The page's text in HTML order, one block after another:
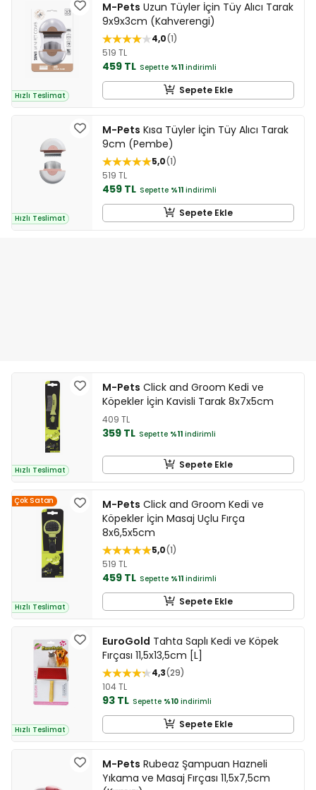
Hızlı Teslimat
M-Pets Uzun Tüyler İçin Tüy Alıcı Tarak
9x9x3cm (Kahverengi)
4,0 1
519 TL
459 TL Sepette %11 indirimli
Sepete Ekle
Hızlı Teslimat
M-Pets Kısa Tüyler İçin Tüy Alıcı Tarak
9cm (Pembe)
5,0 1
519 TL
459 TL Sepette %11 indirimli
Sepete Ekle
Hızlı Teslimat
M-Pets Click and Groom Kedi ve
Köpekler İçin Kavisli Tarak 8x7x5cm
409 TL
359 TL Sepette %11 indirimli
Sepete Ekle
Çok Satan
Hızlı Teslimat
M-Pets Click and Groom Kedi ve
Köpekler İçin Masaj Uçlu Fırça
8x6,5x5cm
5,0 1
519 TL
459 TL Sepette %11 indirimli
Sepete Ekle
Hızlı Teslimat
EuroGold Tahta Saplı Kedi ve Köpek
Fırçası 11,5x13,5cm [L]
4,3 29
104 TL
93 TL Sepette %10 indirimli
Sepete Ekle
M-Pets Rubeaz Şampuan Hazneli
Yıkama ve Masaj Fırçası 11,5x7,5cm